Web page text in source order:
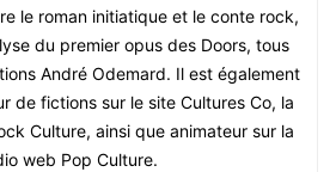
le roman initiatique et le conte rock,
du premier opus des Doors, tous
André Odemard. Il est également
de fictions sur le site Cultures Co, la
Culture, ainsi que animateur sur la
web Pop Culture.